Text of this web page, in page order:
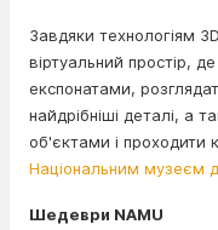
Завдяки технологіям
віртуальний простір,
експонатами,
найдрібніші деталі, а
об'єктами і проходити
Національним музеєм
Шедеври NAMU